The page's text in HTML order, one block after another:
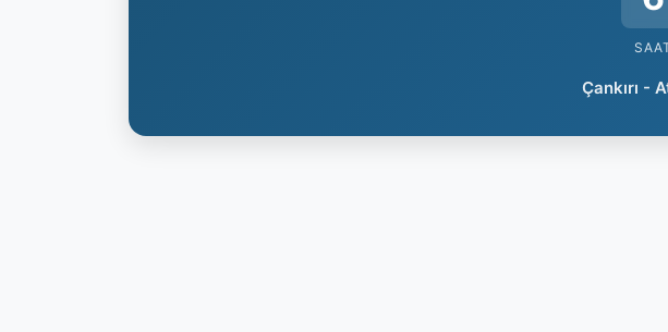
Çankırı -